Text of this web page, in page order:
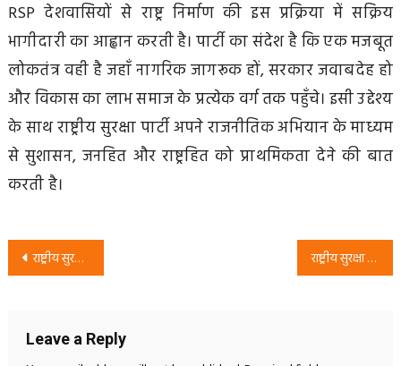
RSP देशवासियों से राष्ट्र निर्माण की इस प्रक्रिया में सक्रिय
भागीदारी का आह्वान करती है। पार्टी का संदेश है कि एक मजबूत
लोकतंत्र वही है जहाँ नागरिक जागरूक हों, सरकार जवाबदेह हो
और विकास का लाभ समाज के प्रत्येक वर्ग तक पहुँचे। इसी उद्देश्य
के साथ राष्ट्रीय सुरक्षा पार्टी अपने राजनीतिक अभियान के माध्यम
से सुशासन, जनहित और राष्ट्रहित को प्राथमिकता देने की बात
करती है।
Post
राष्ट्रीय सुरक्षा पार्टी का संकल्प: मजबूत राष्ट्र, सुरक्षित भविष्य और खुशहाल समाज राष्ट्रीय सुरक्षा पार्टी का बिहार संकल्प: ईवीएम पर भरोसा और शिक्षा में निजीकरण का विरोध
Leave a Reply